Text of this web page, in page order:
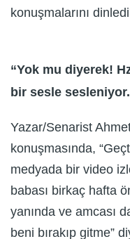
konuşmalarını
“Yok mu diyerek!
bir sesle
Yazar/Senarist
konuşmasında,
medyada bir video
babası birkaç hafta
yanında ve amcası
beni bırakıp gitme”